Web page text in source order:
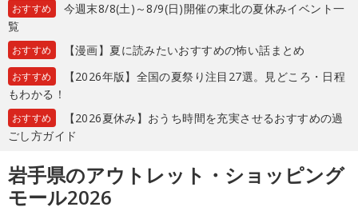
おすすめ
今週末8/8(土)～8/9(日)開催の東北の夏休みイベント一
覧
おすすめ 【漫画】夏に読みたいおすすめの怖い話まとめ
おすすめ
【2026年版】全国の夏祭り注目27選。見どころ・日程
もわかる！
おすすめ
【2026夏休み】おうち時間を充実させるおすすめの過
ごし方ガイド
岩手県のアウトレット・ショッピング
モール2026